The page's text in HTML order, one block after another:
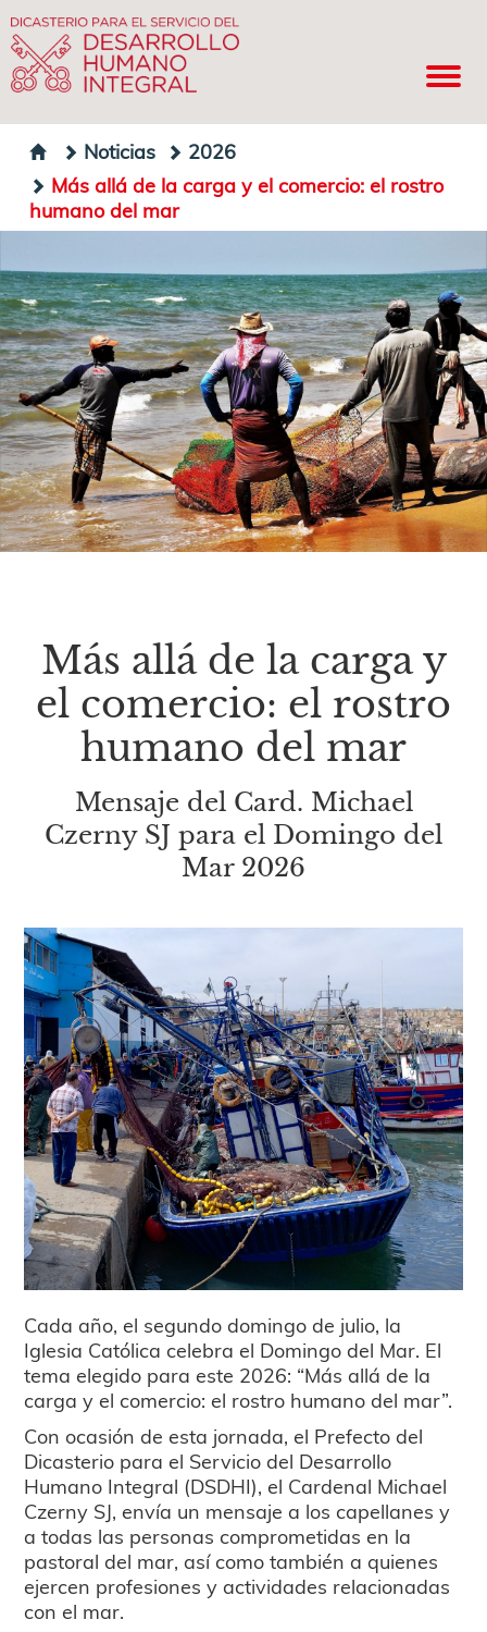
Noticias
2026
Más allá de la carga y el comercio: el rostro
humano del mar
Más allá de la carga y
el comercio: el rostro
humano del mar
Mensaje del Card. Michael
Czerny SJ para el Domingo del
Mar 2026
Cada año, el segundo domingo de julio, la
Iglesia Católica celebra el Domingo del Mar. El
tema elegido para este 2026: “Más allá de la
carga y el comercio: el rostro humano del mar”.
Con ocasión de esta jornada, el Prefecto del
Dicasterio para el Servicio del Desarrollo
Humano Integral (DSDHI), el Cardenal Michael
Czerny SJ, envía un mensaje a los capellanes y
a todas las personas comprometidas en la
pastoral del mar, así como también a quienes
ejercen profesiones y actividades relacionadas
con el mar.